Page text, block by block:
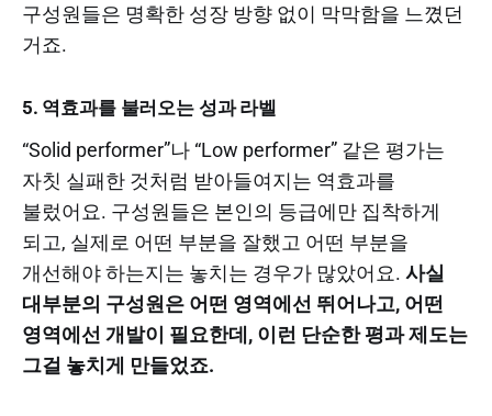
구성원들은 명확한 성장 방향 없이 막막함을 느꼈던
거죠.
5. 역효과를 불러오는 성과 라벨
“Solid performer”나 “Low performer” 같은 평가는
자칫 실패한 것처럼 받아들여지는 역효과를
불렀어요. 구성원들은 본인의 등급에만 집착하게
되고, 실제로 어떤 부분을 잘했고 어떤 부분을
개선해야 하는지는 놓치는 경우가 많았어요. 사실
대부분의 구성원은 어떤 영역에선 뛰어나고, 어떤
영역에선 개발이 필요한데, 이런 단순한 평과 제도는
그걸 놓치게 만들었죠.